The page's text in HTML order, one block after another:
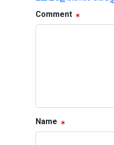
Comment
Name